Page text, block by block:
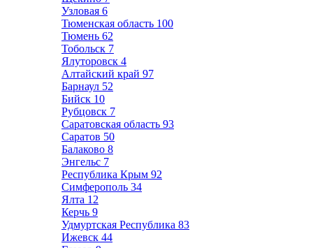
Узловая 6
Тюменская область 100
Тюмень 62
Тобольск 7
Ялуторовск 4
Алтайский край 97
Барнаул 52
Бийск 10
Рубцовск 7
Саратовская область 93
Саратов 50
Балаково 8
Энгельс 7
Республика Крым 92
Симферополь 34
Ялта 12
Керчь 9
Удмуртская Республика 83
Ижевск 44